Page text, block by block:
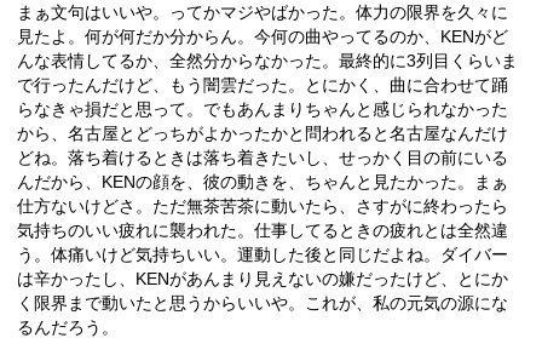
まぁ文句はいいや。ってかマジやばかった。体力の限界を久々に
見たよ。何が何だか分からん。今何の曲やってるのか、KENがど
んな表情してるか、全然分からなかった。最終的に3列目くらいま
で行ったんだけど、もう闇雲だった。とにかく、曲に合わせて踊
らなきゃ損だと思って。でもあんまりちゃんと感じられなかった
から、名古屋とどっちがよかったかと問われると名古屋なんだけ
どね。落ち着けるときは落ち着きたいし、せっかく目の前にいる
んだから、KENの顔を、彼の動きを、ちゃんと見たかった。まぁ
仕方ないけどさ。ただ無茶苦茶に動いたら、さすがに終わったら
気持ちのいい疲れに襲われた。仕事してるときの疲れとは全然違
う。体痛いけど気持ちいい。運動した後と同じだよね。ダイバー
は辛かったし、KENがあんまり見えないの嫌だったけど、とにか
く限界まで動いたと思うからいいや。これが、私の元気の源にな
るんだろう。